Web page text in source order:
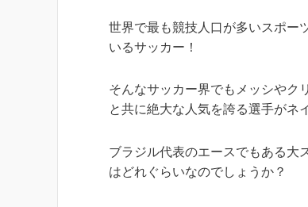
世界で最も競技人口が多いスポー
いるサッカー！
そんなサッカー界でもメッシやク
と共に絶大な人気を誇る選手がネ
ブラジル代表のエースでもある大
はどれぐらいなのでしょうか？